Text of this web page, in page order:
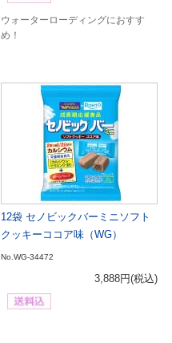
ウォーターローディングにおすす
め！
12袋 セノビックバーミニソフト
クッキーココア味（WG）
No.WG-34472
3,888円(税込)